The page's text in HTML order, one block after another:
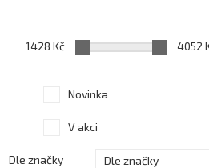
1428 Kč 4052
Novinka
V akci
Dle značky Dle značky